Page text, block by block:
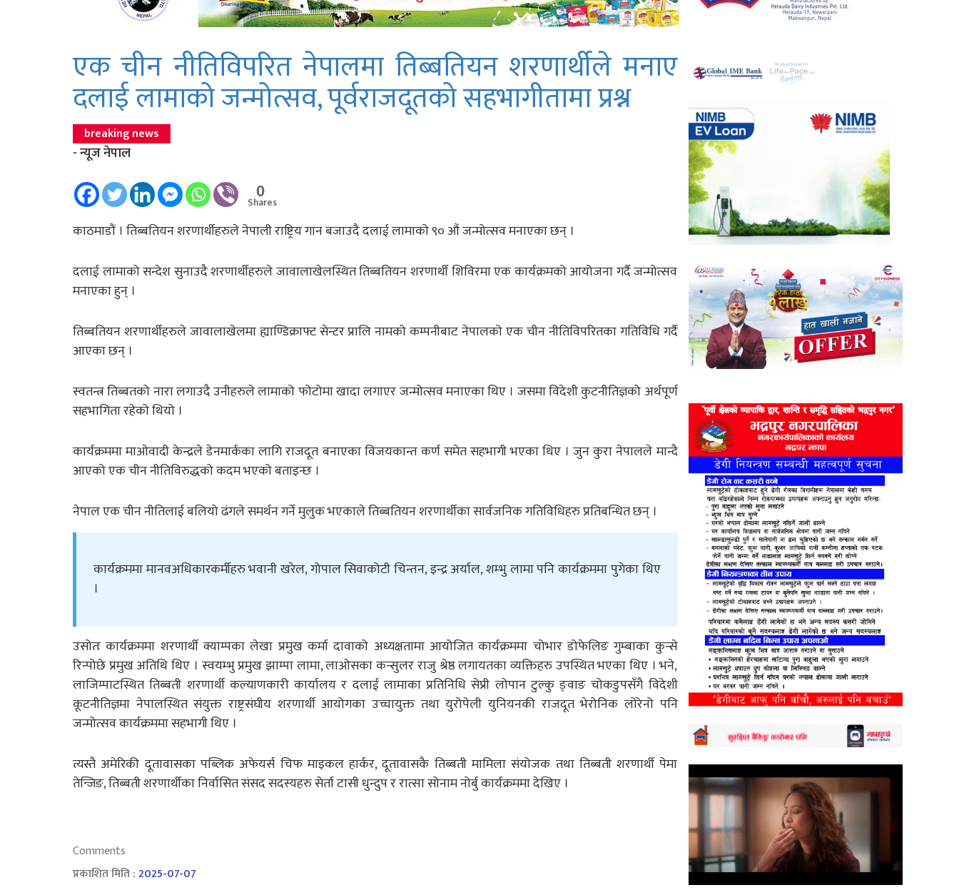
एक चीन नीतिविपरित नेपालमा तिब्बतियन शरणार्थीले मनाए
दलाई लामाको जन्मोत्सव, पूर्वराजदूतको सहभागीतामा प्रश्न
breaking news
- न्यूज नेपाल
0
Shares
काठमाडौं । तिब्बतियन शरणार्थीहरुले नेपाली राष्ट्रिय गान बजाउदै दलाई लामाको ९० औं जन्मोत्सव मनाएका छन् ।
दलाई लामाको सन्देश सुनाउदै शरणार्थीहरुले जावालाखेलस्थित तिब्बतियन शरणार्थी शिविरमा एक कार्यक्रमको आयोजना गर्दै जन्मोत्सव
मनाएका हुन् ।
तिब्बतियन शरणार्थीहरुले जावालाखेलमा ह्याण्डिक्राफ्ट सेन्टर प्रालि नामको कम्पनीबाट नेपालको एक चीन नीतिविपरितका गतिविधि गर्दै
आएका छन् ।
स्वतन्त्र तिब्बतको नारा लगाउदै उनीहरुले लामाको फोटोमा खादा लगाएर जन्मोत्सव मनाएका थिए । जसमा विदेशी कुटनीतिज्ञको अर्थपूर्ण
सहभागिता रहेको थियो ।
कार्यक्रममा माओवादी केन्द्रले डेनमार्कका लागि राजदूत बनाएका विजयकान्त कर्ण समेत सहभागी भएका थिए । जुन कुरा नेपालले मान्दै
आएको एक चीन नीतिविरुद्धको कदम भएको बताइन्छ ।
नेपाल एक चीन नीतिलाई बलियो ढंगले समर्थन गर्ने मुलुक भएकाले तिब्बतियन शरणार्थीका सार्वजनिक गतिविधिहरु प्रतिबन्धित छन् ।
कार्यक्रममा मानवअधिकारकर्मीहरु भवानी खरेल, गोपाल सिवाकोटी चिन्तन, इन्द्र अर्याल, शम्भु लामा पनि कार्यक्रममा पुगेका थिए
।
उसोतः कार्यक्रममा शरणार्थी क्याम्पका लेखा प्रमुख कर्मा दावाको अध्यक्षतामा आयोजित कार्यक्रममा चोभार डोफेलिङ गुम्बाका कुन्से
रिन्पोछे प्रमुख अतिथि थिए । स्वयम्भु प्रमुख झाम्पा लामा, लाओसका कन्सुलर राजु श्रेष्ठ लगायतका व्यक्तिहरु उपस्थित भएका थिए । भने,
लाजिम्पाटस्थित तिब्बती शरणार्थी कल्याणकारी कार्यालय र दलाई लामाका प्रतिनिधि सेप्री लोपान टुल्कु ङ्वाङ चोकडुपसँगै विदेशी
कूटनीतिज्ञमा नेपालस्थित संयुक्त राष्ट्रसंघीय शरणार्थी आयोगका उच्चायुक्त तथा युरोपेली युनियनकी राजदूत भेरोनिक लोरेनो पनि
जन्मोत्सव कार्यक्रममा सहभागी थिए ।
त्यस्तै अमेरिकी दूतावासका पब्लिक अफेयर्स चिफ माइकल हार्कर, दूतावासकै तिब्बती मामिला संयोजक तथा तिब्बती शरणार्थी पेमा
तेन्जिङ, तिब्बती शरणार्थीका निर्वासित संसद सदस्यहरु सेर्ता टासी धुन्दुप र रात्सा सोनाम नोर्बु कार्यक्रममा देखिए ।
Comments
प्रकाशित मिति :2025-07-07